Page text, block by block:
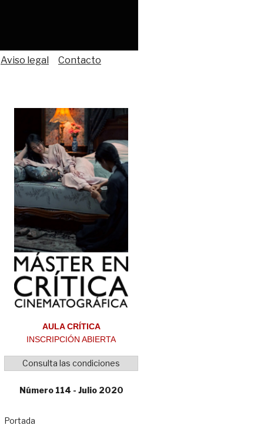
Aviso legal Contacto
AULA CRÍTICA
INSCRIPCIÓN ABIERTA
Consulta las condiciones
Número 114 - Julio 2020
Portada